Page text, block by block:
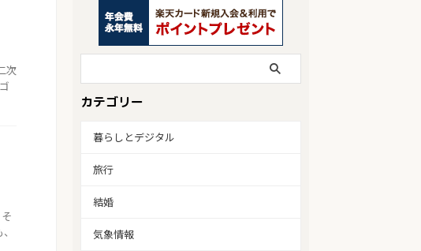
次
カテゴリー
暮らしとデジタル
旅行
結婚
気象情報